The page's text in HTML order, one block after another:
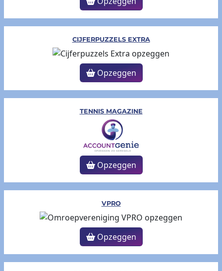
CIJFERPUZZELS EXTRA
Opzeggen
TENNIS MAGAZINE
Opzeggen
VPRO
Opzeggen